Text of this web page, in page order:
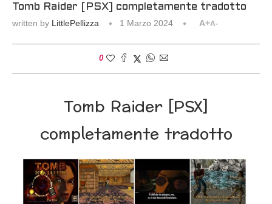
Tomb Raider [PSX] completamente tradotto
written by LittlePellizza 1 Marzo 2024 A+A-
0
Tomb Raider [PSX]
completamente tradotto